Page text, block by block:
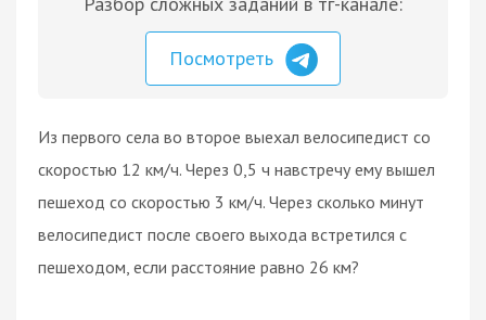
Посмотреть
Из первого села во второе выехал велосипедист со
скоростью 12 км/ч. Через 0,5 ч навстречу ему вышел
пешеход со скоростью 3 км/ч. Через сколько минут
велосипедист после своего выхода встретился с
пешеходом, если расстояние равно 26 км?